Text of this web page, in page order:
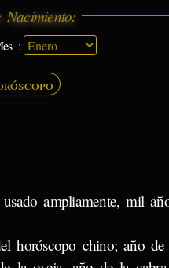
:
ampliamente, mil
horóscopo chino; año